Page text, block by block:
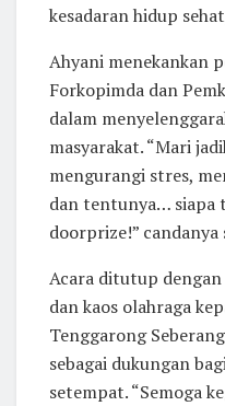
kesadaran hidup
Ahyani menekankan
Forkopimda dan
dalam
masyarakat. “Mari
mengurangi stres,
dan tentunya… siapa
doorprize!” candanya
Acara ditutup
dan kaos olahraga
Tenggarong
sebagai dukungan
setempat. “Semoga